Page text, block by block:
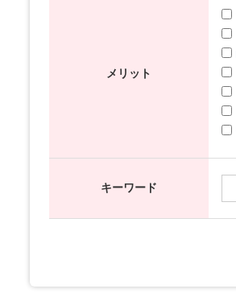
メリット
キーワード